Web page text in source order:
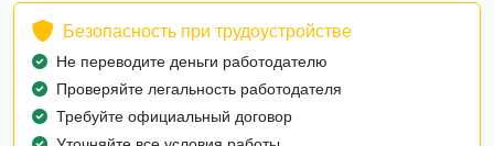
Безопасность при трудоустройстве
Не переводите деньги работодателю
Проверяйте легальность работодателя
Требуйте официальный договор